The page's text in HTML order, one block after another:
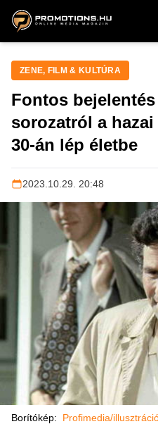
ZENE, FILM & KULT
ZENE, FILM & KULTÚRA
Fontos
sorozatról a
30-án lép életbe
2023.10.29. 20:48
Borítókép: Profimedia/